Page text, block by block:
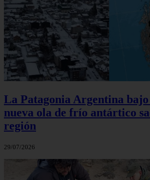
La Patagonia Argentina
nueva ola de frío antártico
región
29/07/2026